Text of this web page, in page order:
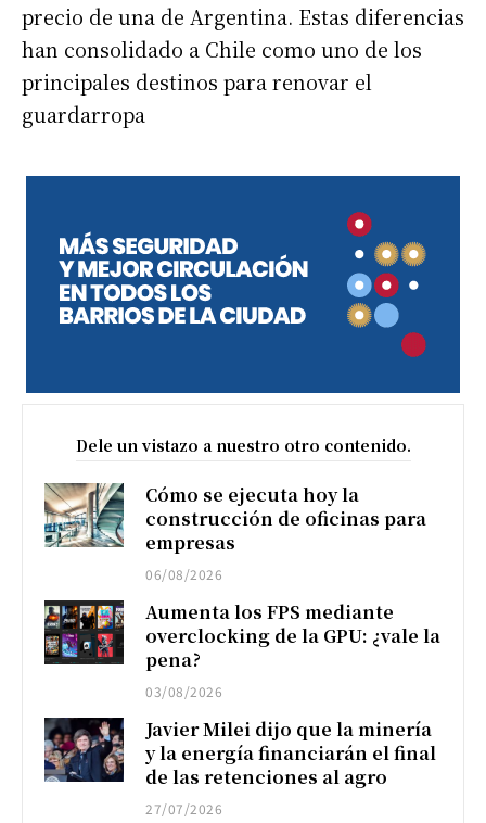
precio de una de Argentina. Estas diferencias
han consolidado a Chile como uno de los
principales destinos para renovar el
guardarropa
Dele un vistazo a nuestro otro contenido.
Cómo se ejecuta hoy la
construcción de oficinas para
empresas
06/08/2026
Aumenta los FPS mediante
overclocking de la GPU: ¿vale la
pena?
03/08/2026
Javier Milei dijo que la minería
y la energía financiarán el final
de las retenciones al agro
27/07/2026